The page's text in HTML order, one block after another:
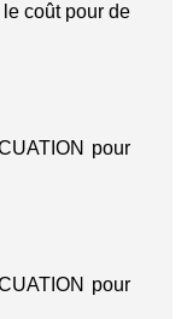
coût pour de
pour
pour